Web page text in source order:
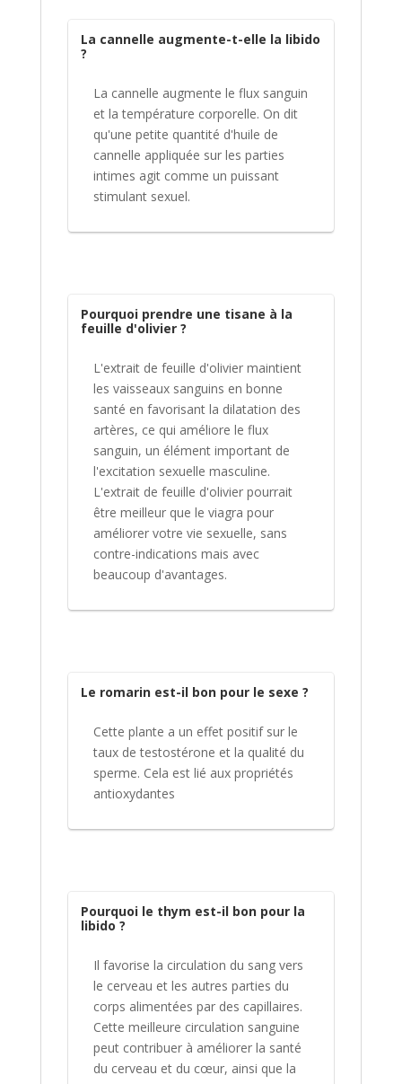
La cannelle augmente-t-elle la libido
?
La cannelle augmente le flux sanguin
et la température corporelle. On dit
qu'une petite quantité d'huile de
cannelle appliquée sur les parties
intimes agit comme un puissant
stimulant sexuel.
Pourquoi prendre une tisane à la
feuille d'olivier ?
L'extrait de feuille d'olivier maintient
les vaisseaux sanguins en bonne
santé en favorisant la dilatation des
artères, ce qui améliore le flux
sanguin, un élément important de
l'excitation sexuelle masculine.
L'extrait de feuille d'olivier pourrait
être meilleur que le viagra pour
améliorer votre vie sexuelle, sans
contre-indications mais avec
beaucoup d'avantages.
Le romarin est-il bon pour le sexe ?
Cette plante a un effet positif sur le
taux de testostérone et la qualité du
sperme. Cela est lié aux propriétés
antioxydantes
Pourquoi le thym est-il bon pour la
libido ?
Il favorise la circulation du sang vers
le cerveau et les autres parties du
corps alimentées par des capillaires.
Cette meilleure circulation sanguine
peut contribuer à améliorer la santé
du cerveau et du cœur, ainsi que la